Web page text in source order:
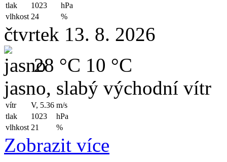
tlak
1023
hPa
vlhkost 24 %
čtvrtek 13. 8. 2026
28 °C 10 °C
jasno, slabý východní vítr
vítr V, 5.36 m/s
tlak
1023
hPa
vlhkost 21 %
Zobrazit více